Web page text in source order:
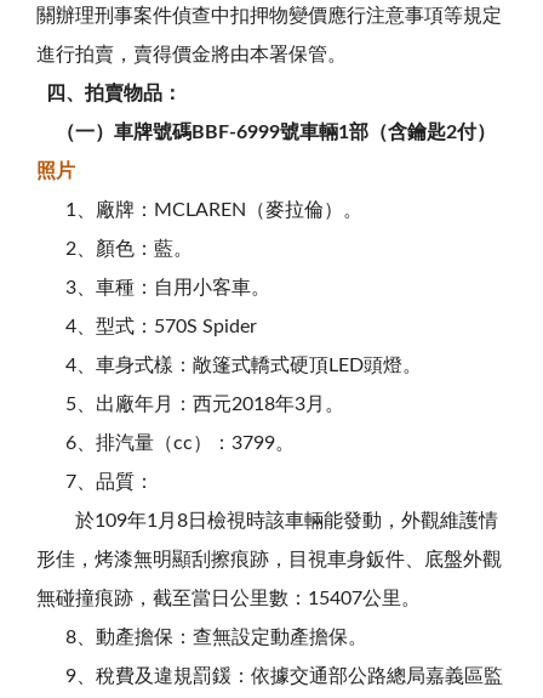
關辦理刑事案件偵查中扣押物變價應行注意事項等規定
進行拍賣，賣得價金將由本署保管。
四、拍賣物品：
（一）車牌號碼BBF-6999號車輛1部（含鑰匙2付）
照片
1、廠牌：MCLAREN（麥拉倫）。
2、顏色：藍。
3、車種：自用小客車。
4、型式：570S Spider
4、車身式樣：敞篷式轎式硬頂LED頭燈。
5、出廠年月：西元2018年3月。
6、排汽量（cc）：3799。
7、品質：
於109年1月8日檢視時該車輛能發動，外觀維護情
形佳，烤漆無明顯刮擦痕跡，目視車身鈑件、底盤外觀
無碰撞痕跡，截至當日公里數：15407公里。
8、動產擔保：查無設定動產擔保。
9、稅費及違規罰鍰：依據交通部公路總局嘉義區監